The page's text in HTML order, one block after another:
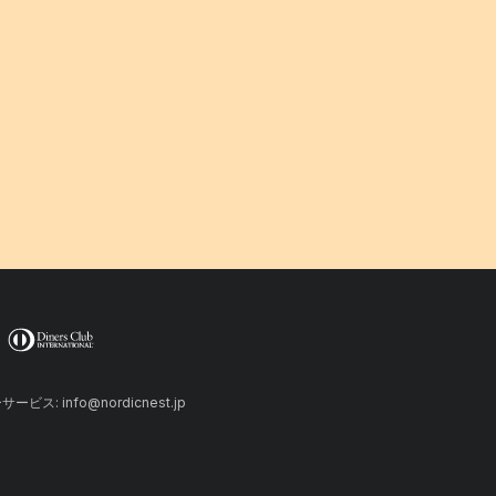
ービス: info@nordicnest.jp